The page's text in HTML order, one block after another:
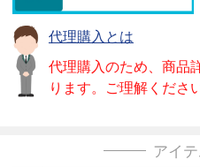
代理購入とは
代理購入のため、商品
ります。ご理解ください
アイ